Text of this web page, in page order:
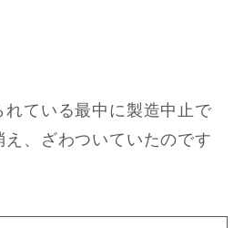
ている最中に製造中止で
、ざわついていたのです